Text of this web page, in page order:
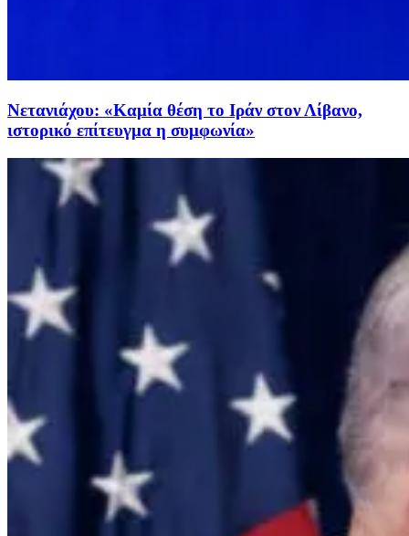
Νετανιάχου: «Καμία θέση το Ιράν στον Λίβανο,
ιστορικό επίτευγμα η συμφωνία»